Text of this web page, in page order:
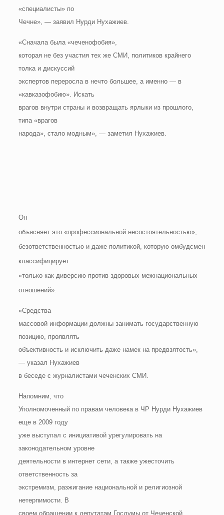
«специалисты» по
Чечне», — заявил Нурди Нухажиев.
«Сначала была «чеченофобия»,
которая не без участия тех же СМИ, политиков крайнего
толка и дискуссий
экспертов переросла в нечто большее, а именно — в
«кавказофобию». Искать
врагов внутри страны и возвращать ярлыки из прошлого,
типа «врагов
народа», стало модным», — заметил Нухажиев.
Он
объясняет это «профессиональной несостоятельностью»,
безответственностью и даже политикой, которую омбудсмен
классифицирует
«только как диверсию против здоровых межнациональных
отношений».
«Средства
массовой информации должны занимать государственную
позицию, проявлять
объективность и исключить даже намек на предвзятость»,
— указал Нухажиев
в беседе с журналистами чеченских СМИ.
Напомним, что
Уполномоченный по правам человека в ЧР Нурди Нухажиев
еще в 2009 году
уже выступал с инициативой урегулировать на
законодательном уровне
деятельности в интернет сети, а также ужесточить
ответственность за
экстремизм, разжигание национальной и религиозной
нетерпимости. В
своем обращении к депутатам Госдумы от Чеченской